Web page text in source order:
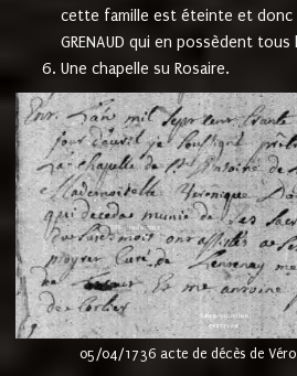
cette famille est éteinte et donc
GRENAUD qui en possèdent tous
Une chapelle su Rosaire.
05/04/1736 acte de décès de